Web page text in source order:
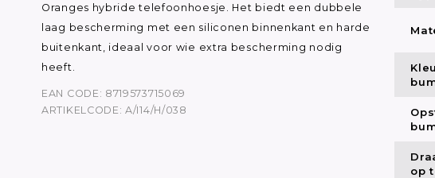
Oranges hybride telefoonhoesje. Het biedt een dubbele
laag bescherming met een siliconen binnenkant en harde
buitenkant, ideaal voor wie extra bescherming nodig
heeft.
EAN CODE: 8719573715069
ARTIKELCODE: A/I14/H/038
op